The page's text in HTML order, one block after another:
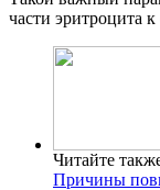
части эритроцита
Читайте
Причины